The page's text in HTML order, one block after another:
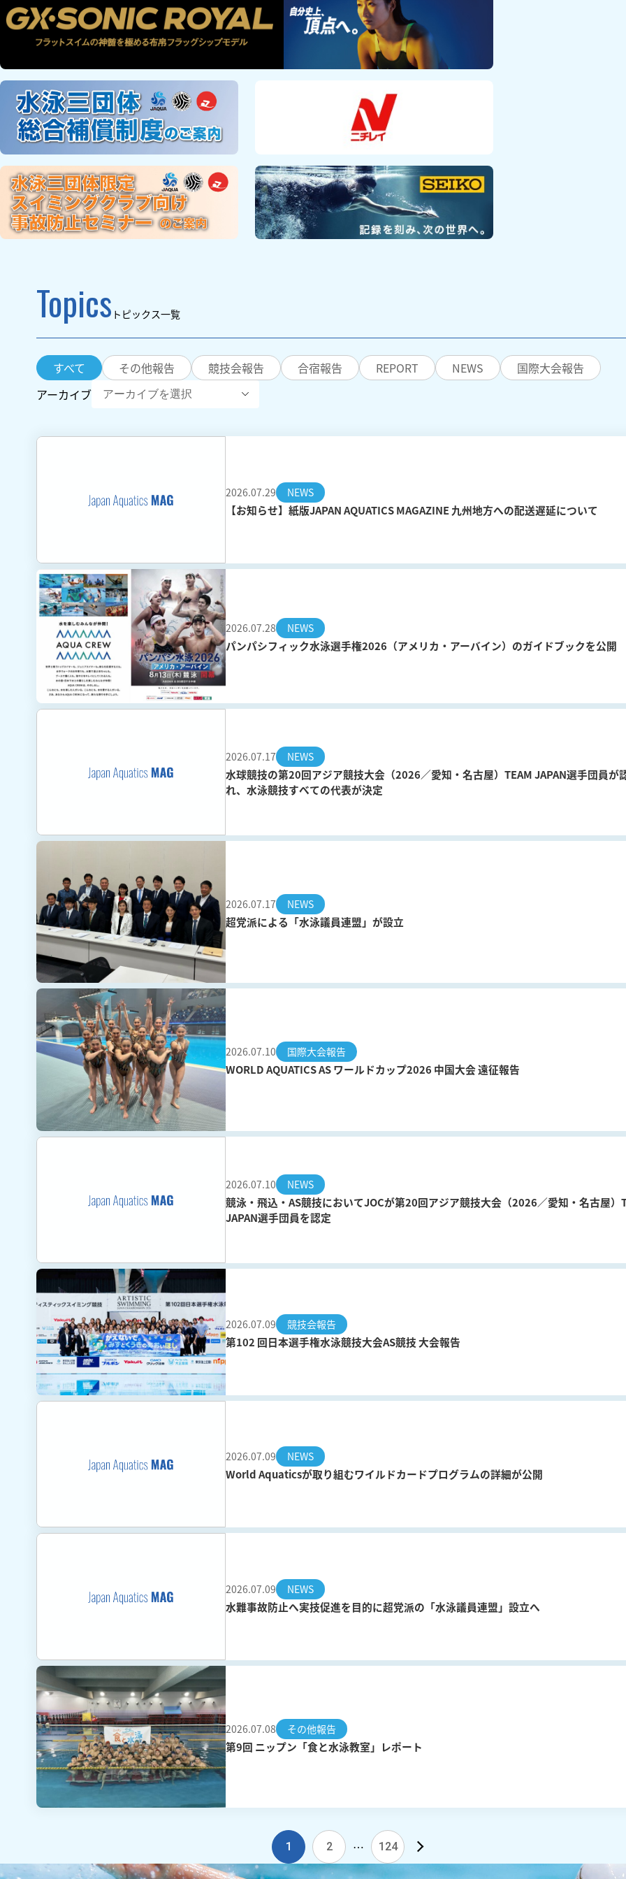
Topics トピックス一覧
すべて その他報告 競技会報告 合宿報告 REPORT NEWS
国際大会報告
アーカイブ
2026.07.29 NEWS
【お知らせ】紙版JAPAN AQUATICS MAGAZINE 九州地方への配送遅延について
2026.07.28 NEWS
パンパシフィック水泳選手権2026（アメリカ・アーバイン）のガイドブックを公開
2026.07.17 NEWS
水球競技の第20回アジア競技大会（2026／愛知・名古屋）TEAM JAPAN選手団員が
れ、水泳競技すべての代表が決定
2026.07.17 NEWS
超党派による「水泳議員連盟」が設立
2026.07.10 国際大会報告
WORLD AQUATICS AS ワールドカップ2026 中国大会 遠征報告
2026.07.10 NEWS
競泳・飛込・AS競技においてJOCが第20回アジア競技大会（2026／愛知・名古屋）
JAPAN選手団員を認定
2026.07.09 競技会報告
第102 回日本選手権水泳競技大会AS競技 大会報告
2026.07.09 NEWS
World Aquaticsが取り組むワイルドカードプログラムの詳細が公開
2026.07.09 NEWS
水難事故防止へ実技促進を目的に超党派の「水泳議員連盟」設立へ
2026.07.08 その他報告
第9回 ニップン「食と水泳教室」レポート
1 2 … 124